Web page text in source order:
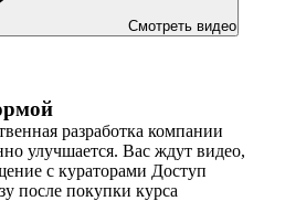
Смотреть видео
разработка компании
улучшается. Вас ждут видео,
с кураторами Доступ
после покупки курса